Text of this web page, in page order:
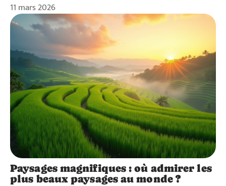
11 mars 2026
Paysages magnifiques : où admirer les
plus beaux paysages au monde ?